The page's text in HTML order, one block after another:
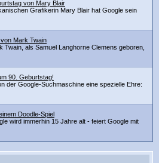
von Mary Blair
Grafikerin Mary Blair hat Google sein
Mark Twain
Twain, als Samuel Langhorne Clemens geboren,
90. Geburtstag!
der Google-Suchmaschine eine spezielle Ehre:
Doodle-Spiel
wird immerhin 15 Jahre alt - feiert Google mit